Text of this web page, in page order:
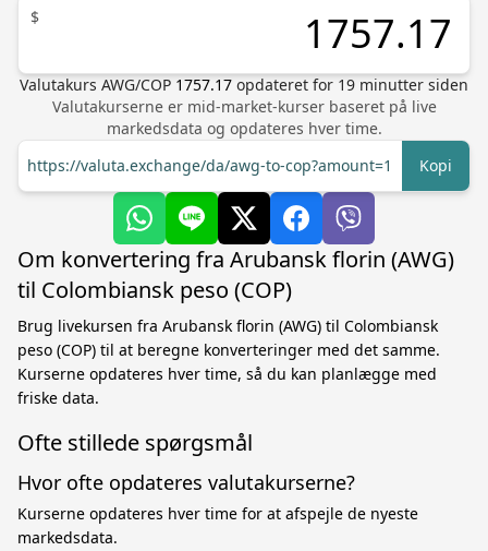
$
Valutakurs AWG/COP 1757.17 opdateret for 19 minutter siden
Valutakurserne er mid-market-kurser baseret på live
markedsdata og opdateres hver time.
https://valuta.exchange/da/awg-to-cop?amount=1
Kopi
Om konvertering fra Arubansk florin (AWG)
til Colombiansk peso (COP)
Brug livekursen fra Arubansk florin (AWG) til Colombiansk
peso (COP) til at beregne konverteringer med det samme.
Kurserne opdateres hver time, så du kan planlægge med
friske data.
Ofte stillede spørgsmål
Hvor ofte opdateres valutakurserne?
Kurserne opdateres hver time for at afspejle de nyeste
markedsdata.